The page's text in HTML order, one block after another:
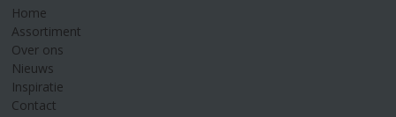
Home
Assortiment
Over ons
Nieuws
Inspiratie
Contact